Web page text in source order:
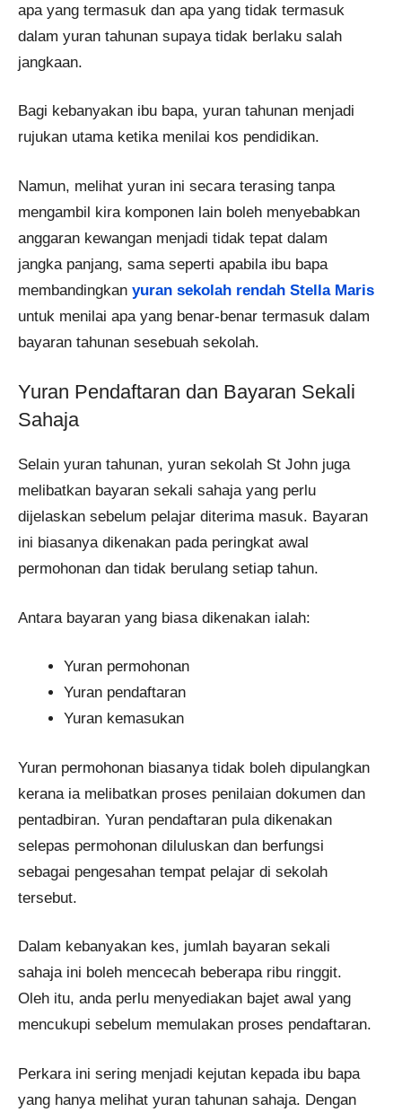
apa yang termasuk dan apa yang tidak termasuk
dalam yuran tahunan supaya tidak berlaku salah
jangkaan.
Bagi kebanyakan ibu bapa, yuran tahunan menjadi
rujukan utama ketika menilai kos pendidikan.
Namun, melihat yuran ini secara terasing tanpa
mengambil kira komponen lain boleh menyebabkan
anggaran kewangan menjadi tidak tepat dalam
jangka panjang, sama seperti apabila ibu bapa
membandingkan yuran sekolah rendah Stella Maris
untuk menilai apa yang benar-benar termasuk dalam
bayaran tahunan sesebuah sekolah.
Yuran Pendaftaran dan Bayaran Sekali
Sahaja
Selain yuran tahunan, yuran sekolah St John juga
melibatkan bayaran sekali sahaja yang perlu
dijelaskan sebelum pelajar diterima masuk. Bayaran
ini biasanya dikenakan pada peringkat awal
permohonan dan tidak berulang setiap tahun.
Antara bayaran yang biasa dikenakan ialah:
Yuran permohonan
Yuran pendaftaran
Yuran kemasukan
Yuran permohonan biasanya tidak boleh dipulangkan
kerana ia melibatkan proses penilaian dokumen dan
pentadbiran. Yuran pendaftaran pula dikenakan
selepas permohonan diluluskan dan berfungsi
sebagai pengesahan tempat pelajar di sekolah
tersebut.
Dalam kebanyakan kes, jumlah bayaran sekali
sahaja ini boleh mencecah beberapa ribu ringgit.
Oleh itu, anda perlu menyediakan bajet awal yang
mencukupi sebelum memulakan proses pendaftaran.
Perkara ini sering menjadi kejutan kepada ibu bapa
yang hanya melihat yuran tahunan sahaja. Dengan